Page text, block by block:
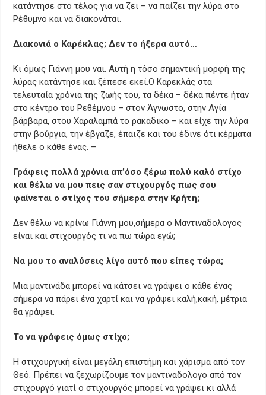
κατάντησε στο τέλος για να ζει – να παίζει την λύρα στο
Ρέθυμνο και να διακονάται.
Διακονιά ο Καρέκλας; Δεν το ήξερα αυτό…
Κι όμως Γιάννη μου ναι. Αυτή η τόσο σημαντική μορφή της
λύρας κατάντησε και ξέπεσε εκεί.Ο Καρεκλάς στα
τελευταία χρόνια της ζωής του, τα δέκα – δέκα πέντε ήταν
στο κέντρο του Ρεθέμνου – στον Άγνωστο, στην Αγία
βάρβαρα, στου Χαραλαμπά το ρακαδικο – και είχε την λύρα
στην βούργια, την έβγαζε, έπαιζε και του έδινε ότι κέρματα
ήθελε ο κάθε ένας. –
Γράφεις πολλά χρόνια απ’όσο ξέρω πολύ καλό στίχο
και θέλω να μου πεις σαν στιχουργός πως σου
φαίνεται ο στίχος του σήμερα στην Κρήτη;
Δεν θέλω να κρίνω Γιάννη μου,σήμερα ο Μαντιναδολογος
είναι και στιχουργός τι να πω τώρα εγώ;
Να μου το αναλύσεις λίγο αυτό που είπες τώρα;
Μια μαντινάδα μπορεί να κάτσει να γράψει ο κάθε ένας
σήμερα να πάρει ένα χαρτί και να γράψει καλή,κακή, μέτρια
θα γράψει.
Το να γράφεις όμως στίχο;
Η στιχουργική είναι μεγάλη επιστήμη και χάρισμα από τον
Θεό. Πρέπει να ξεχωρίζουμε τον μαντιναδολογο από τον
στιχουργό γιατί ο στιχουργός μπορεί να γράψει κι αλλά